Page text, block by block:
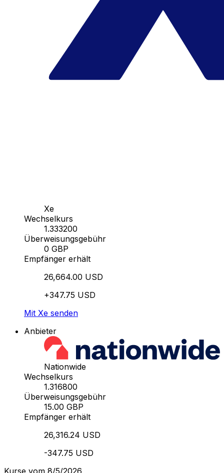
Xe
Wechselkurs
1.333200
Überweisungsgebühr
0 GBP
Empfänger erhält
26,664.00 USD
+347.75 USD
Mit Xe senden
Anbieter
Nationwide
Wechselkurs
1.316800
Überweisungsgebühr
15.00 GBP
Empfänger erhält
26,316.24 USD
-347.75 USD
Kurse vom 8/5/2026